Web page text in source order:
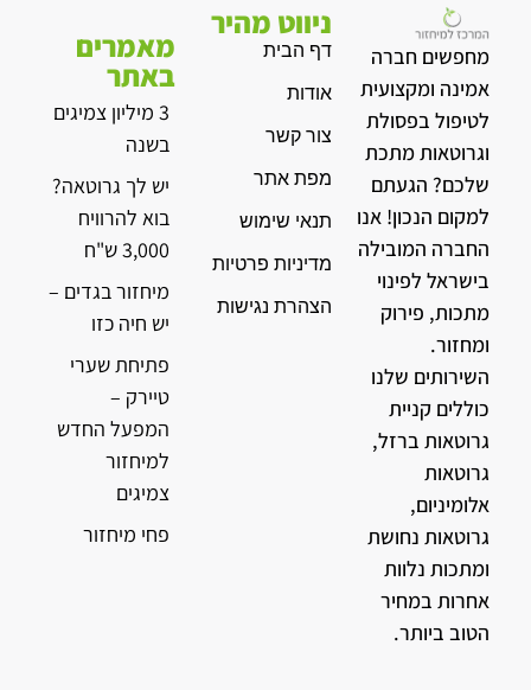
מחפשים חברה
אמינה ומקצועית
לטיפול בפסולת
וגרוטאות מתכת
שלכם? הגעתם
למקום הנכון! אנו
החברה המובילה
בישראל לפינוי
מתכות, פירוק
ומחזור.
השירותים שלנו
כוללים קניית
גרוטאות ברזל,
גרוטאות
אלומיניום,
גרוטאות נחושת
ומתכות נלוות
אחרות במחיר
הטוב ביותר.
ניווט מהיר
דף הבית
אודות
צור קשר
מפת אתר
תנאי שימוש
מדיניות פרטיות
הצהרת נגישות
מאמרים
באתר
3 מיליון צמיגים
בשנה
יש לך גרוטאה?
בוא להרוויח
3,000 ש"ח
מיחזור בגדים –
יש חיה כזו
פתיחת שערי
טיירק –
המפעל החדש
למיחזור
צמיגים
פחי מיחזור